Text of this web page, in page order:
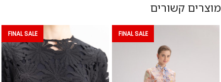
מוצרים קשורים
FINAL SALE
FINAL SALE